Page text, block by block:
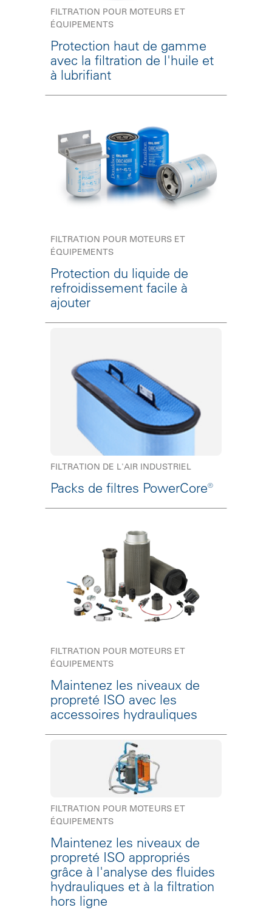
FILTRATION POUR MOTEURS ET
ÉQUIPEMENTS
Protection haut de gamme
avec la filtration de l'huile et
à lubrifiant
FILTRATION POUR MOTEURS ET
ÉQUIPEMENTS
Protection du liquide de
refroidissement facile à
ajouter
FILTRATION DE L'AIR INDUSTRIEL
Packs de filtres PowerCore®
FILTRATION POUR MOTEURS ET
ÉQUIPEMENTS
Maintenez les niveaux de
propreté ISO avec les
accessoires hydrauliques
FILTRATION POUR MOTEURS ET
ÉQUIPEMENTS
Maintenez les niveaux de
propreté ISO appropriés
grâce à l'analyse des fluides
hydrauliques et à la filtration
hors ligne